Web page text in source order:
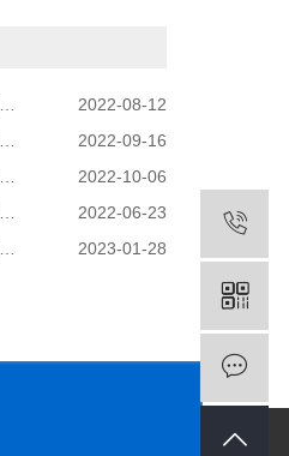
2022-08-12
2022-09-16
2022-10-06
2022-06-23
2023-01-28